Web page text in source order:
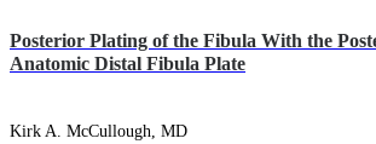
Posterior Plating of the Fibula With the
Anatomic Distal Fibula Plate
Kirk A. McCullough, MD